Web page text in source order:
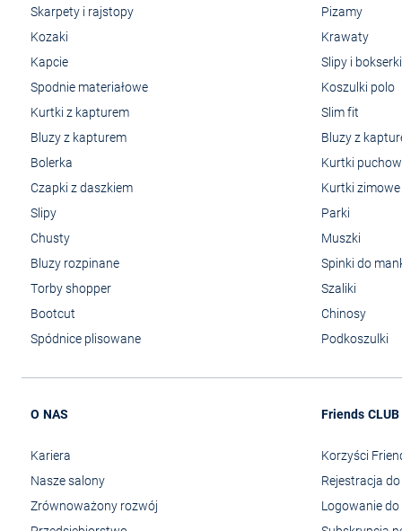
Skarpety i rajstopy
Kozaki
Kapcie
Spodnie materiałowe
Kurtki z kapturem
Bluzy z kapturem
Bolerka
Czapki z daszkiem
Slipy
Chusty
Bluzy rozpinane
Torby shopper
Bootcut
Spódnice plisowane
Pizamy
Krawaty
Slipy i bokserki
Koszulki polo
Slim fit
Bluzy z
Kurtki
Kurtki zimowe
Parki
Muszki
Spinki do
Szaliki
Chinosy
Podkoszulki
O NAS
Kariera
Nasze salony
Zrównoważony rozwój
Friends CLUB
Korzyści
Rejestracja
Logowanie do